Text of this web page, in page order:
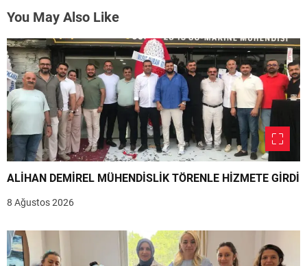
You May Also Like
ALİHAN DEMİREL MÜHENDİSLİK TÖRENLE HİZMETE GİRDİ
8 Ağustos 2026